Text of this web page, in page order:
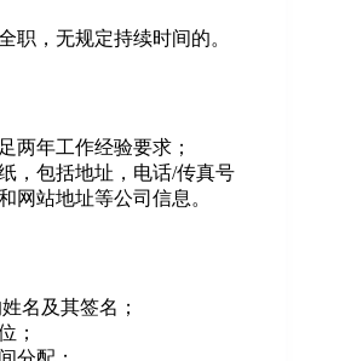
职，无规定持续时间的。
两年工作经验要求；
，包括地址，电话/传真号
网站地址等公司信息。
名及其签名；
；